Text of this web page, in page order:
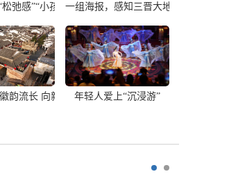
地的“文化密码”
敦煌多个景区将免费开放 莫高窟开放洞窟增加至
【文保会客厅】苏伯
“抢不到”的文创产品 两条线，看国庆假期